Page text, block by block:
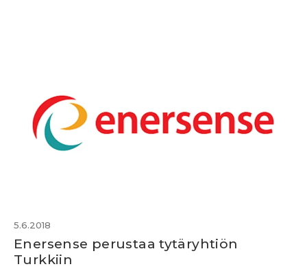
5.6.2018
Enersense perustaa tytäryhtiön
Turkkiin